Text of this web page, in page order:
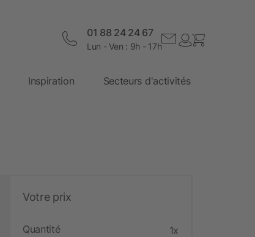
01 88 24 24 67
Lun - Ven : 9h - 17h
Inspiration Secteurs d'activités
Votre prix
Quantité 1x